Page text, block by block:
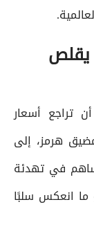
يقلص
تراجع أسعار
هرمز، إلى
ساهم في تهدئة
ما انعكس سلبًا